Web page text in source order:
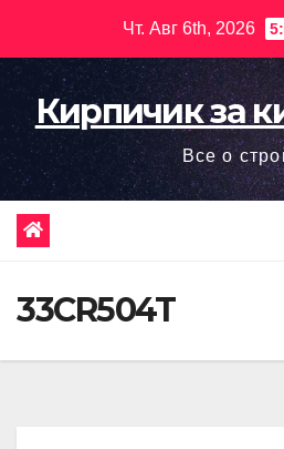
содержимому
Чт. Авг 6th, 2026
Кирпичик за
Все о
33CR504T